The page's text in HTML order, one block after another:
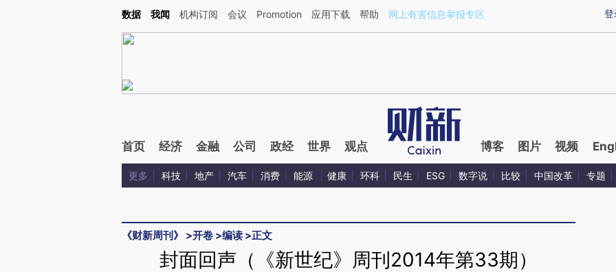
登
数据 我闻 机构订阅 会议 Promotion 应用下载 帮助 网上有害信息举报专区
首页 经济 金融 公司 政经 世界 观点 博客 图片 视频
更多 科技 地产 汽车 消费 能源 健康 环科 民生 ESG 数字说 比较 中国改革 专题
《财新周刊》 >开卷 >编读 >正文
封面回声（《新世纪》周刊2014年第33期）